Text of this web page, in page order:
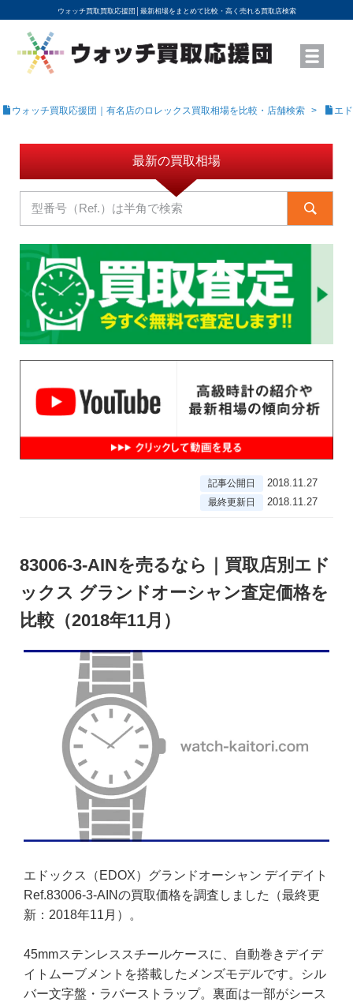
ウォッチ買取買取応援団│ 最新相場をまとめて比較・高く売れる買取店検索
YouTubeで動画を公開中
ROLEXモデル名から買取相場を調べる
高級時計ブランド名から買取相場を調べる
地域から買取店を探す
店舗名から買取店を探す
ブランド時計を高く売る方法
買取査定を依頼する
ウォッチ買取応援団｜有名店のロレックス買取相場を比較・店舗検索 エ
最新の買取相場
記事公開日 2018.11.27
最終更新日 2018.11.27
83006-3-AINを売るなら｜買取店別エド
ックス グランドオーシャン査定価格を
比較（2018年11月）
エドックス（EDOX）グランドオーシャン デイデイト
Ref.83006-3-AINの買取価格を調査しました（最終更
新：2018年11月）。
45mmステンレススチールケースに、自動巻きデイデ
イトムーブメントを搭載したメンズモデルです。シル
バー文字盤・ラバーストラップ。裏面は一部がシース